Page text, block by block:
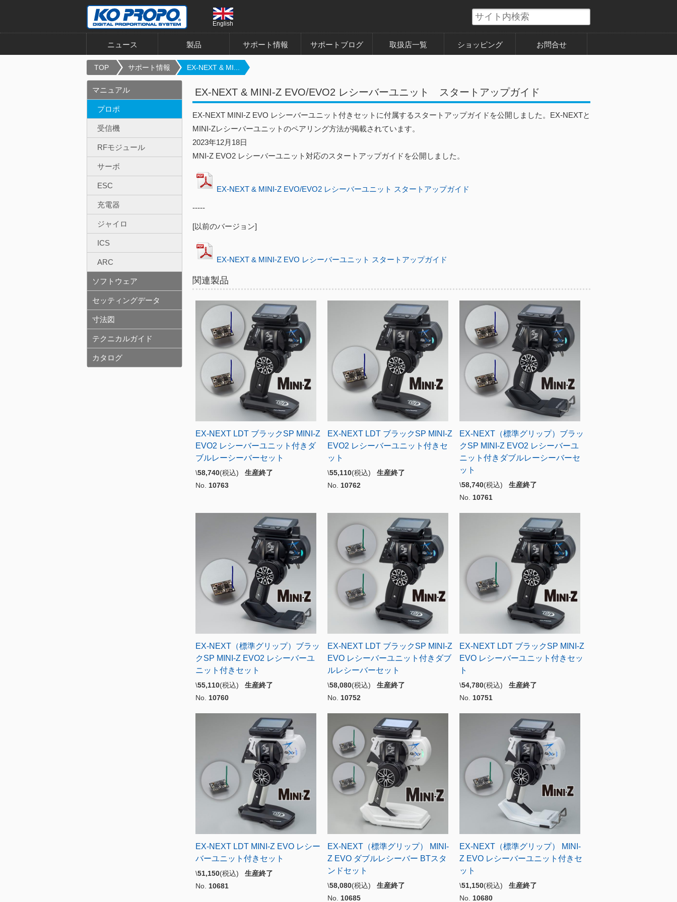
English
ニュース 製品 サポート情報 サポートブログ 取扱店一覧 ショッピング お問合せ
TOP サポート情報 EX-NEXT & MI...
EX-NEXT & MINI-Z EVO/EVO2 レシーバーユニット スタートアップガイド
EX-NEXT MINI-Z EVO レシーバーユニット付きセットに付属するスタートアップガイドを公開しました。EX-NEXTと
MINI-Zレシーバーユニットのペアリング方法が掲載されています。
2023年12月18日
MNI-Z EVO2 レシーバーユニット対応のスタートアップガイドを公開しました。
EX-NEXT & MINI-Z EVO/EVO2 レシーバーユニット スタートアップガイド
-----
[以前のバージョン]
EX-NEXT & MINI-Z EVO レシーバーユニット スタートアップガイド
関連製品
EX-NEXT LDT ブラックSP MINI-Z
EVO2 レシーバーユニット付きダ
ブルレーシーバーセット
\58,740(税込) 生産終了
No. 10763
EX-NEXT LDT ブラックSP MINI-Z
EVO2 レシーバーユニット付きセ
ット
\55,110(税込) 生産終了
No. 10762
EX-NEXT（標準グリップ）ブラッ
クSP MINI-Z EVO2 レシーバーユ
ニット付きダブルレーシーバーセ
ット
\58,740(税込) 生産終了
No. 10761
EX-NEXT（標準グリップ）ブラッ
クSP MINI-Z EVO2 レシーバーユ
ニット付きセット
\55,110(税込) 生産終了
No. 10760
EX-NEXT LDT ブラックSP MINI-Z
EVO レシーバーユニット付きダブ
ルレシーバーセット
\58,080(税込) 生産終了
No. 10752
EX-NEXT LDT ブラックSP MINI-Z
EVO レシーバーユニット付きセッ
ト
\54,780(税込) 生産終了
No. 10751
EX-NEXT LDT MINI-Z EVO レシー
バーユニット付きセット
\51,150(税込) 生産終了
No. 10681
EX-NEXT（標準グリップ） MINI-
Z EVO ダブルレシーバー BTスタ
ンドセット
\58,080(税込) 生産終了
No. 10685
EX-NEXT（標準グリップ） MINI-
Z EVO レシーバーユニット付きセ
ット
\51,150(税込) 生産終了
No. 10680
マニュアル
プロポ
受信機
RFモジュール
サーボ
ESC
充電器
ジャイロ
ICS
ARC
ソフトウェア
セッティングデータ
寸法図
テクニカルガイド
カタログ